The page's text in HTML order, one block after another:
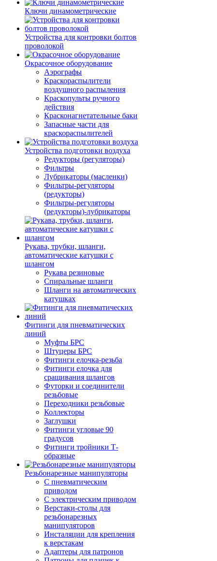
Ключи динамометрические
Устройства для контровки болтов
проволокой
Окрасочное оборудование
Аэрографы
Краскораспылители
воздушного распыления
Краскопульты ручного
действия
Красконагнетательные баки
Запасные части для
краскораспылителей
Устройства подготовки воздуха
Редукторы (регуляторы)
Фильтры
Лубрикаторы (масленки)
Фильтры-регуляторы
(редукторы)
Фильтры-регуляторы
(редукторы)-лубрикаторы
Рукава, трубки, шланги,
автоматические катушки с
шлангом
Рукава резиновые
Спиральные шланги
Шланги на автоматических
катушках
Фитинги для пневматических
линий
Муфты БРС
Штуцеры БРС
Фитинги елочка-резьба
Фитинги елочка для
сращивания шлангов
Футорки и соединители
резьбовые
Переходники резьбовые
Коллекторы
Заглушки
Фитинги угловые 90
градусов
Фитинги тройники Т-
образные
Резьбонарезные манипуляторы
С пневматическим
приводом
С электрическим приводом
Верстаки-столы для
резьбонарезных
манипуляторов
Инсталяции для крепления
к верстакам
Адаптеры для патронов